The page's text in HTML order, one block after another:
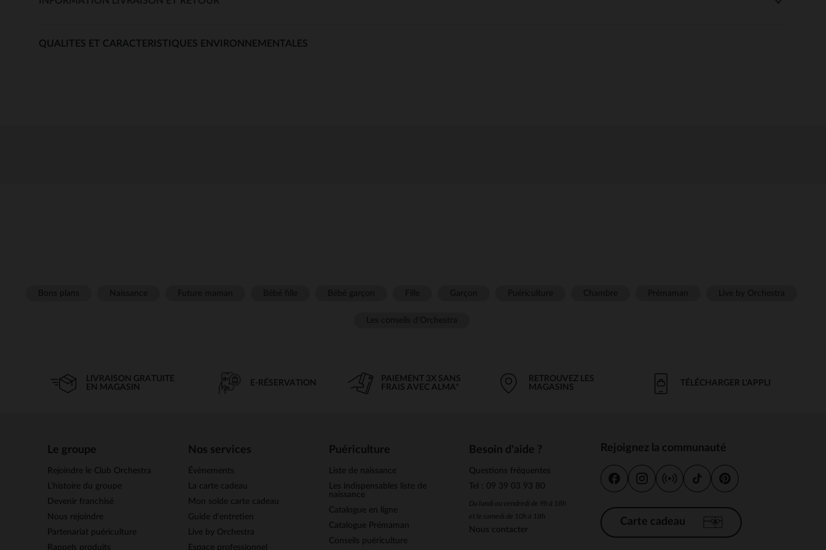
QUALITES ET CARACTERISTIQUES ENVIRONNEMENTALES
LIVRAISON GRATUITE
EN MAGASIN
E-RÉSERVATION
PAIEMENT 3X SANS
FRAIS AVEC ALMA*
RETROUVEZ LES
MAGASINS
TÉLÉCHARGER L'APPLI
Le groupe
Rejoindre le Club Orchestra
L’histoire du groupe
Devenir franchisé
Nous rejoindre
Partenariat puériculture
Rappels produits
Nos services
Évènements
La carte cadeau
Mon solde carte cadeau
Guide d'entretien
Live by Orchestra
Espace professionnel
Puériculture
Liste de naissance
Les indispensables liste de
naissance
Catalogue en ligne
Catalogue Prémaman
Conseils puériculture
Besoin d'aide ?
Questions fréquentes
Tel : 09 39 03 93 80
Du lundi au vendredi de 9h à 18h
et le samedi de 10h à 18h
Nous contacter
Rejoignez la communauté
Carte cadeau